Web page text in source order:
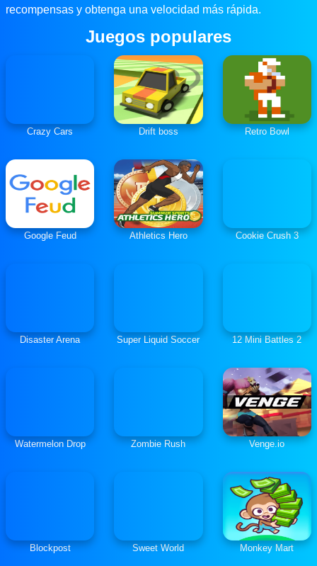
recompensas y obtenga una velocidad más rápida.
Juegos populares
Crazy Cars Drift boss Retro Bowl
Google Feud Athletics Hero Cookie Crush 3
Disaster Arena Super Liquid Soccer 12 Mini Battles 2
Watermelon Drop Zombie Rush Venge.io
Blockpost Sweet World Monkey Mart